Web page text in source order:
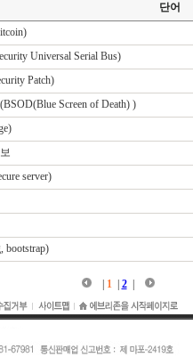
단어
Universal Serial Bus)
Patch)
Screen of Death) )
server)
bootstrap)
| 1| 2|